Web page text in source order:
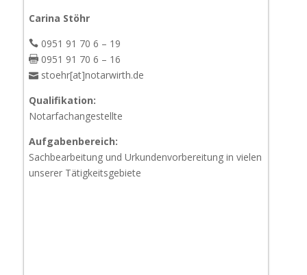
Carina Stöhr
0951 91 70 6 – 19
0951 91 70 6 – 16
stoehr[at]notarwirth.de
Qualifikation:
Notarfachangestellte
Aufgabenbereich:
Sachbearbeitung und Urkundenvorbereitung in vielen
unserer Tätigkeitsgebiete​